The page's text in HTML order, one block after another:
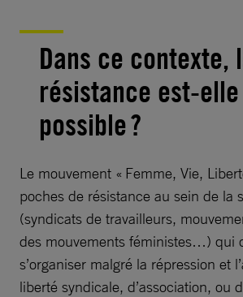
Dans ce contexte,
résistance est-
possible ?
Le mouvement « Femme, Vie,
poches de résistance au sein de la
(syndicats de travailleurs,
des mouvements féministes…) qui
s’organiser malgré la répression et
liberté syndicale, d’association, ou